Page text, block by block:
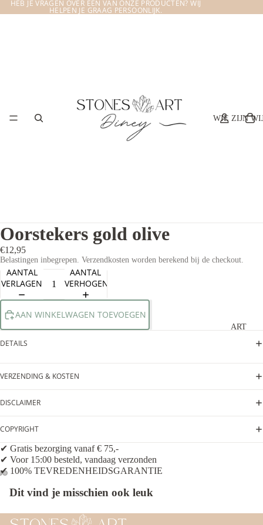
HEB JE VRAGEN OVER EEN VAN ONZE PRODUCTEN? WIJ
HELPEN JE GRAAG PERSOONLIJK.
WIE ZIJN
ART
Oorstekers gold olive
€12,95
Belastingen inbegrepen. Verzendkosten worden berekend bij de checkout.
AANTAL
VERLAGEN
AANTAL
VERHOGEN
AAN WINKELWAGEN TOEVOEGEN
DETAILS
VERZENDING & KOSTEN
DISCLAIMER
COPYRIGHT
✔ Gratis bezorging vanaf € 75,-
✔ Voor 15:00 besteld, vandaag verzonden
✔ 100% TEVREDENHEIDSGARANTIE
Dit vind je misschien ook leuk